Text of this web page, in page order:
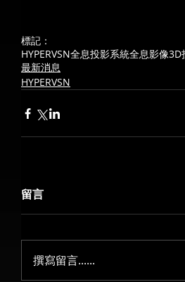
標記：
HYPERVSN全息投影系統全息影像3D
最新消息
HYPERVSN
留言
撰寫留言......